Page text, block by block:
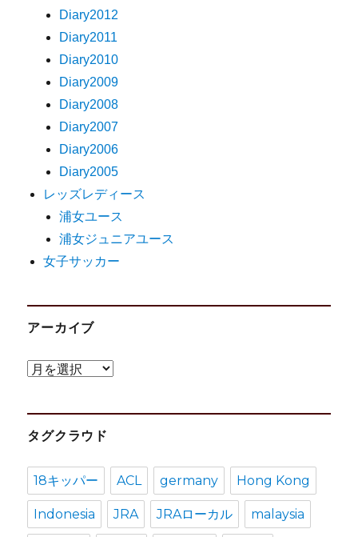
Diary2012
Diary2011
Diary2010
Diary2009
Diary2008
Diary2007
Diary2006
Diary2005
レッズレディース
浦女ユース
浦女ジュニアユース
女子サッカー
アーカイブ
ア
カ
イ
タグクラウド
18キッパー ACL germany Hong Kong
Indonesia JRA JRAローカル malaysia